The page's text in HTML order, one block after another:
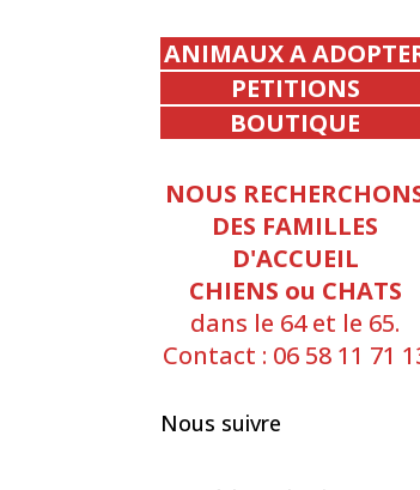
ANIMAUX A
PETITIONS
BOUTIQUE
NOUS
DES FAMILLES
D'ACCUEIL
CHIENS ou CHATS
dans le 64 et le 65.
Contact : 06 58 11 71
Nous suivre